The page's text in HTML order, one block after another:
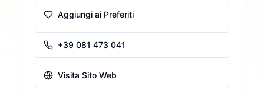
Aggiungi ai Preferiti
+39 081 473 041
Visita Sito Web